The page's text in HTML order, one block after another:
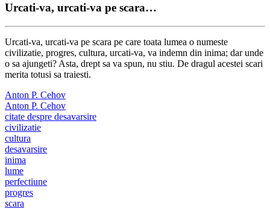
Urcati-va, urcati-va pe scara…
Urcati-va, urcati-va pe scara pe care toata lumea o numeste
civilizatie, progres, cultura, urcati-va, va indemn din inima; dar unde
o sa ajungeti? Asta, drept sa va spun, nu stiu. De dragul acestei scari
merita totusi sa traiesti.
Anton P. Cehov
Anton P. Cehov
citate despre desavarsire
civilizatie
cultura
desavarsire
inima
lume
perfectiune
progres
scara